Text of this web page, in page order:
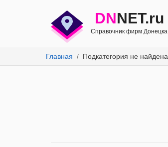
DNNET.ru
Справочник фирм Донецка
Главная Подкатегория не найдена